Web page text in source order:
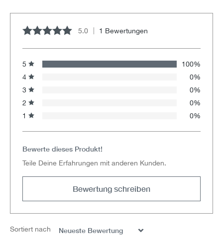
Durchschnittliche Bewertung von 5 von 5 Sternen
5.0 1 Bewertungen
Sortiert nach
5
100%
4
0%
3
0%
2
0%
1
0%
Bewerte dieses Produkt!
Teile Deine Erfahrungen mit anderen Kunden.
Bewertung schreiben